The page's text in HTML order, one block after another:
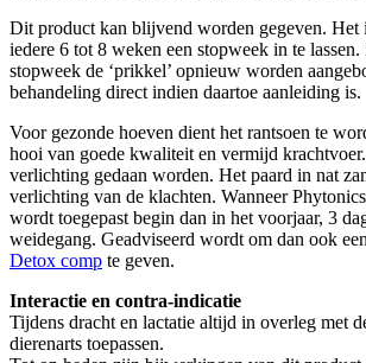
Dit product kan blijvend worden gegeven. Het
iedere 6 tot 8 weken een stopweek in te
stopweek de ‘prikkel’ opnieuw worden
behandeling direct indien daartoe aanleiding is.
Voor gezonde hoeven dient het rantsoen te
hooi van goede kwaliteit en vermijd
verlichting gedaan worden. Het paard in nat
verlichting van de klachten. Wanneer
wordt toegepast begin dan in het voorjaar, 3
weidegang. Geadviseerd wordt om dan ook
Detox comp te geven.
Interactie en contra-indicatie
Tijdens dracht en lactatie altijd in overleg met
dierenarts toepassen.